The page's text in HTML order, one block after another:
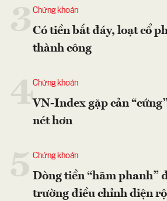
Chứng khoán
Có tiền bắt đáy, loạt cổ
thành công
4Chứng khoán
VN-Index gặp cản
nét hơn
Chứng khoán
Dòng tiền “hãm phanh”
trường điều chỉnh diện